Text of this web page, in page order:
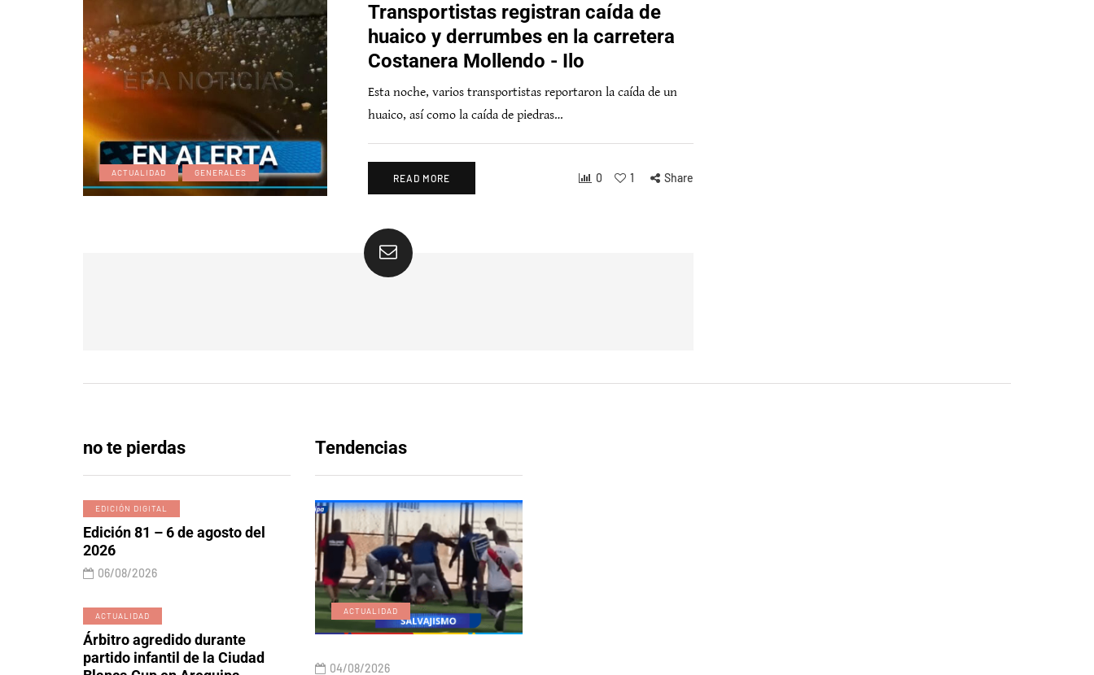
ACTUALIDAD GENERALES
Transportistas registran caída de
huaico y derrumbes en la carretera
Costanera Mollendo - Ilo
Esta noche, varios transportistas reportaron la caída de un
huaico, así como la caída de piedras…
READ MORE 0 1 Share
no te pierdas
EDICIÓN DIGITAL
Edición 81 – 6 de agosto del
2026
06/08/2026
ACTUALIDAD
Árbitro agredido durante
partido infantil de la Ciudad
Tendencias
EDICIÓN DIGITAL
06/08/2026
ACTUALIDAD
04/08/2026